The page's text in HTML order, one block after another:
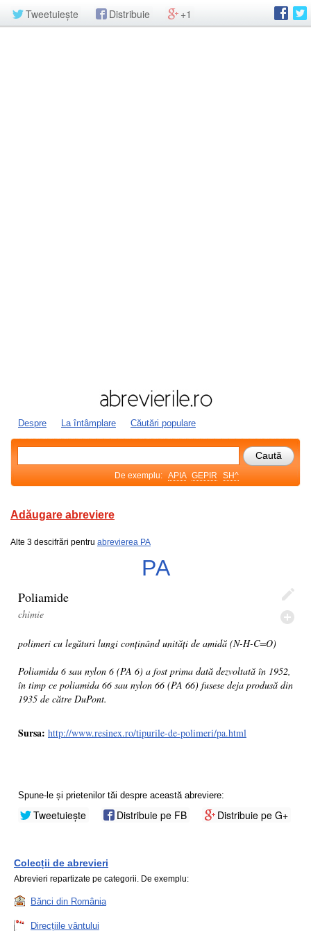
Tweetuiește Distribuie +1
Despre La întâmplare Căutări populare
De exemplu: APIA GEPIR SH^
Adăugare abreviere
Alte 3 descifrări pentru abrevierea PA
PA
Poliamide
chimie
polimeri cu legături lungi conținând unități de amidă (N-H-C=O)
Poliamida 6 sau nylon 6 (PA 6) a fost prima dată dezvoltată în 1952,
în timp ce poliamida 66 sau nylon 66 (PA 66) fusese deja produsă din
1935 de către DuPont.
Sursa: http://www.resinex.ro/tipurile-de-polimeri/pa.html
Spune-le și prietenilor tăi despre această abreviere:
Tweetuiește Distribuie pe FB Distribuie pe G+
Colecții de abrevieri
Abrevieri repartizate pe categorii. De exemplu:
Bănci din România
Direcțiile vântului